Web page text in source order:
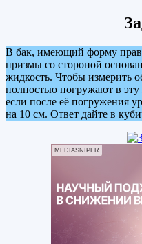
В бак, имеющий форму
призмы со стороной
жидкость. Чтобы измерить
полностью погружают в
если после её погружения
на 10 см. Ответ дайте в
MEDIASNIPER